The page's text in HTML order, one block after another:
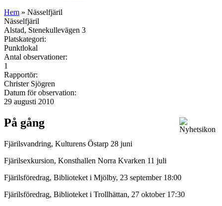
Hem » Nässelfjäril
Nässelfjäril
Alstad, Stenekullevägen 3
Platskategori:
Punktlokal
Antal observationer:
1
Rapportör:
Christer Sjögren
Datum för observation:
29 augusti 2010
På gång
Fjärilsvandring, Kulturens Östarp 28 juni
Fjärilsexkursion, Konsthallen Norra Kvarken 11 juli
Fjärilsföredrag, Biblioteket i Mjölby, 23 september 18:00
Fjärilsföredrag, Biblioteket i Trollhättan, 27 oktober 17:30